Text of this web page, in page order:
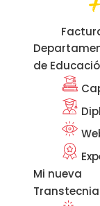
de
Mi nueva
Transtecnia